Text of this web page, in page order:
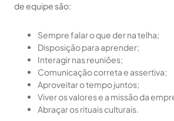
de equipe são:
Sempre falar o que der na telha;
Disposição para aprender;
Interagir nas reuniões;
Comunicação correta e assertiva;
Aproveitar o tempo juntos;
Viver os valores e a missão da
Abraçar os rituais culturais.